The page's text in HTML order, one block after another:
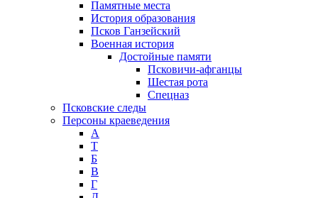
Памятные места
История образования
Псков Ганзейский
Военная история
Достойные памяти
Псковичи-афганцы
Шестая рота
Спецназ
Псковские следы
Персоны краеведения
А
T
Б
В
Г